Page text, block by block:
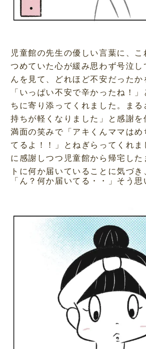
児童館の先生の優しい言葉に、こ
つめていた心が緩み思わず号泣し
んを見て、どれほど不安だった
「いっぱい不安で辛かったね！
ちに寄り添ってくれました。ま
持ちが軽くなりました」と感謝
満面の笑みで「アキくんママはめ
てるよ！！」とねぎらってくれ
に感謝しつつ児童館から帰宅した
トに何か届いていることに気づき
「ん？何か届いてる・・」そう思